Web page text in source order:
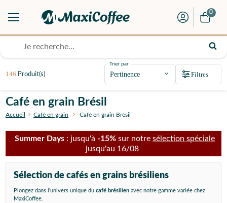
0
Café en grain Brésil
Accueil Café en grain Café en grain Brésil
Summer Days : jusqu'à -15% sur notre sélection spéciale
jusqu'au 16/08
Sélection de cafés en grains brésiliens
Plongez dans l'univers unique du café brésilien avec notre gamme variée chez
MaxiCoffee.
146 Produit(s)
Trier par
Filtres